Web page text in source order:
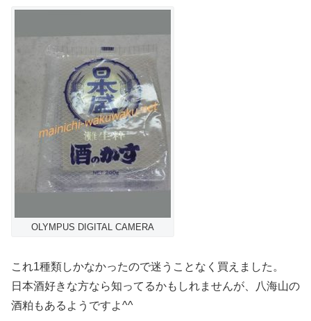
OLYMPUS DIGITAL CAMERA
これ1種類しかなかったので迷うことなく買えました。
日本酒好きな方なら知ってるかもしれませんが、八海山の
酒粕もあるようですよ^^